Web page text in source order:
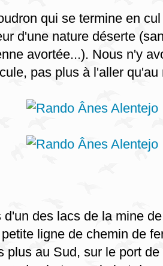
qui se termine en
d'une nature déserte
avortée...). Nous n'y
pas plus à l'aller qu'au
d'un des lacs de la mine
ligne de chemin de
plus au Sud, sur le port